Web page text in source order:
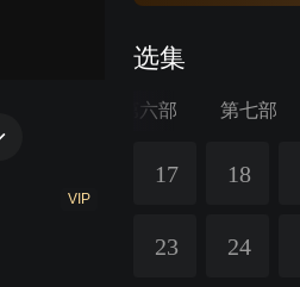
选集
第六部 第七部
17 18
23 24
VIP